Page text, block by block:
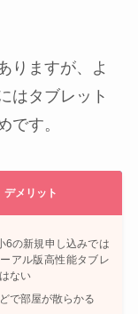
りますが、よ
はタブレット
です。
デメリット
6の新規申し込みでは
アル版高性能タブレ
ない
で部屋が散らかる